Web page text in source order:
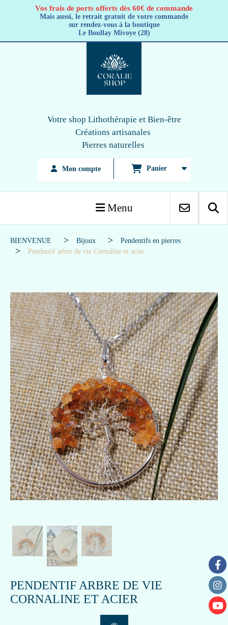
Vos frais de ports offerts dès 60€ de commande
Mais aussi, le retrait gratuit de votre commande
sur rendez-vous à la boutique
Le Boullay Mivoye (28)
Votre shop Lithothérapie et Bien-être
Créations artisanales
Pierres naturelles
Mon compte Panier
Menu
BIENVENUE Bijoux
Pendentifs en pierres
Pendentif arbre de vie Cornaline et acier
PENDENTIF ARBRE DE VIE
CORNALINE ET ACIER
Panneau de gestion des cookies